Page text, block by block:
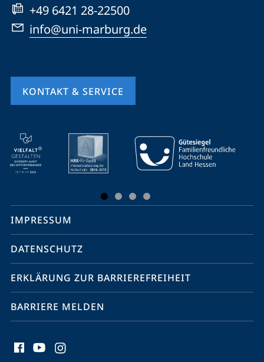
+49 6421 28-22500
info@uni-marburg.de
KONTAKT & SERVICE
Mobile-
Service-
Navigation
Social
Media
Kontakte
IMPRESSUM
DATENSCHUTZ
ERKLÄRUNG ZUR BARRIEREFREIHEIT
BARRIERE MELDEN